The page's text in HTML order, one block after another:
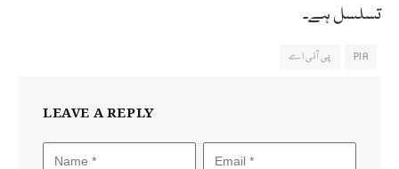
تسلسل ہے۔
PIA پی آئی اے
LEAVE A REPLY